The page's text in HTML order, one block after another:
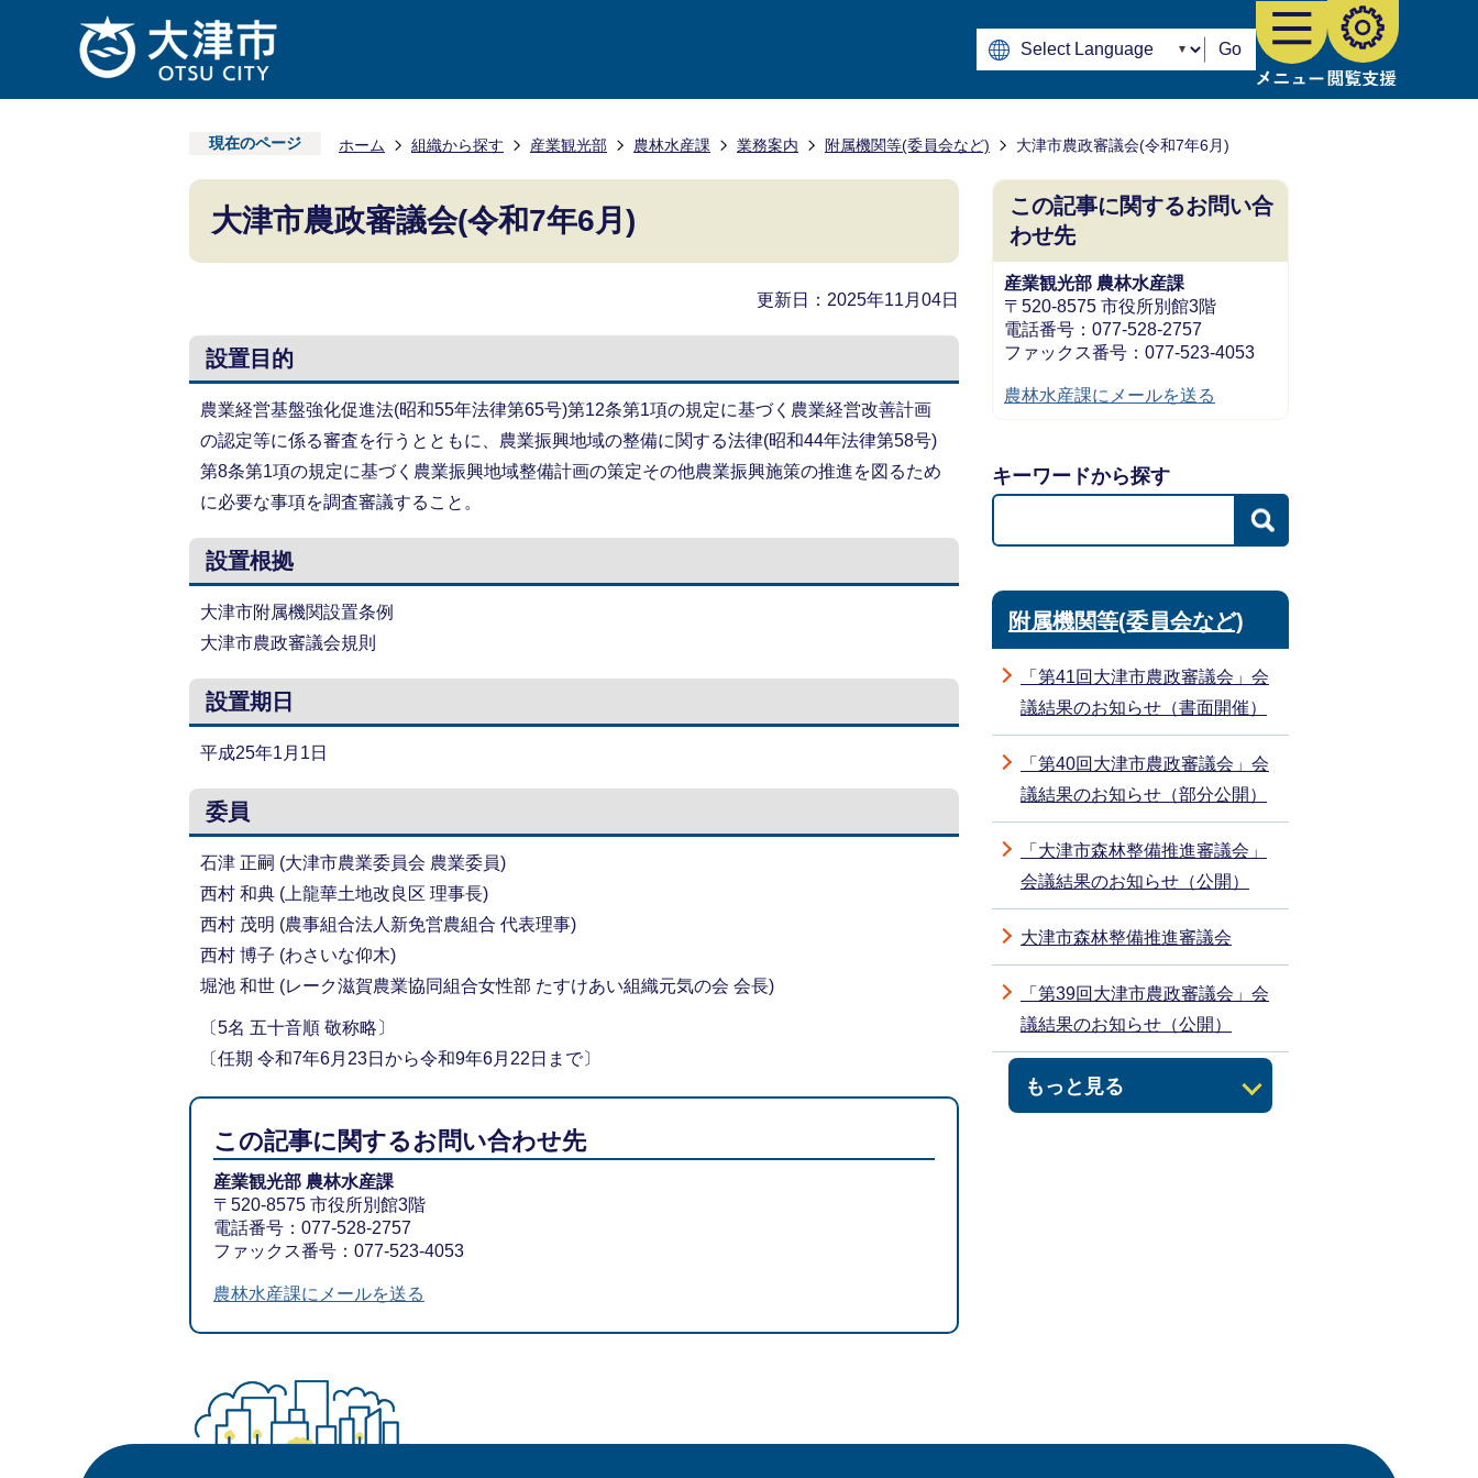
Go
現在のページ ホーム 組織から探す 産業観光部 農林水産課 業務案内 附属機関等(委員会など) 大津市農政審議会(令和7年6月)
大津市農政審議会(令和7年6月)
更新日：2025年11月04日
設置目的
農業経営基盤強化促進法(昭和55年法律第65号)第12条第1項の規定に基づく農業経営改善計画
の認定等に係る審査を行うとともに、農業振興地域の整備に関する法律(昭和44年法律第58号)
第8条第1項の規定に基づく農業振興地域整備計画の策定その他農業振興施策の推進を図るため
に必要な事項を調査審議すること。
設置根拠
大津市附属機関設置条例
大津市農政審議会規則
設置期日
平成25年1月1日
委員
石津 正嗣 (大津市農業委員会 農業委員)
西村 和典 (上龍華土地改良区 理事長)
西村 茂明 (農事組合法人新免営農組合 代表理事)
西村 博子 (わさいな仰木)
堀池 和世 (レーク滋賀農業協同組合女性部 たすけあい組織元気の会 会長)
〔5名 五十音順 敬称略〕
〔任期 令和7年6月23日から令和9年6月22日まで〕
この記事に関するお問い合わせ先
産業観光部 農林水産課
〒520-8575 市役所別館3階
電話番号：077-528-2757
ファックス番号：077-523-4053
農林水産課にメールを送る
この記事に関するお問い合
わせ先
産業観光部 農林水産課
〒520-8575 市役所別館3階
電話番号：077-528-2757
ファックス番号：077-523-4053
農林水産課にメールを送る
キーワードから探す
附属機関等(委員会など)
「第41回大津市農政審議会」会
議結果のお知らせ（書面開催）
「第40回大津市農政審議会」会
議結果のお知らせ（部分公開）
「大津市森林整備推進審議会」
会議結果のお知らせ（公開）
もっと見る
大津市森林整備推進審議会
「第39回大津市農政審議会」会
議結果のお知らせ（公開）